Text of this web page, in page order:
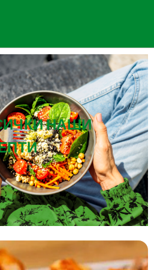
НАШИ